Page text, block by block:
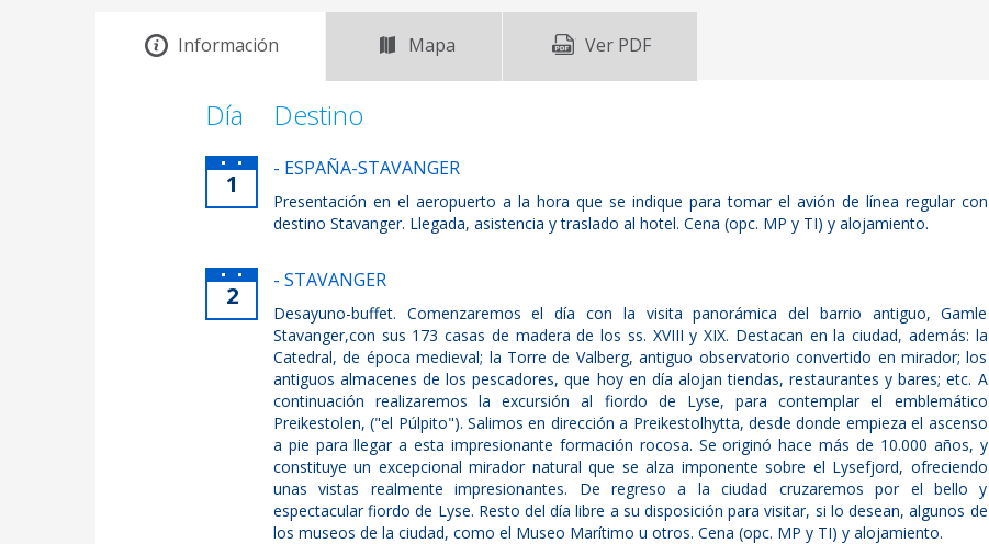
Información Mapa Ver PDF
Día Destino
1
- ESPAÑA-STAVANGER
Presentación en el aeropuerto a la hora que se indique para tomar el avión de línea regular con
destino Stavanger. Llegada, asistencia y traslado al hotel. Cena (opc. MP y TI) y alojamiento.
2
- STAVANGER
Desayuno-buffet. Comenzaremos el día con la visita panorámica del barrio antiguo, Gamle
Stavanger,con sus 173 casas de madera de los ss. XVIII y XIX. Destacan en la ciudad, además: la
Catedral, de época medieval; la Torre de Valberg, antiguo observatorio convertido en mirador; los
antiguos almacenes de los pescadores, que hoy en día alojan tiendas, restaurantes y bares; etc. A
continuación realizaremos la excursión al fiordo de Lyse, para contemplar el emblemático
Preikestolen, ("el Púlpito"). Salimos en dirección a Preikestolhytta, desde donde empieza el ascenso
a pie para llegar a esta impresionante formación rocosa. Se originó hace más de 10.000 años, y
constituye un excepcional mirador natural que se alza imponente sobre el Lysefjord, ofreciendo
unas vistas realmente impresionantes. De regreso a la ciudad cruzaremos por el bello y
espectacular fiordo de Lyse. Resto del día libre a su disposición para visitar, si lo desean, algunos de
los museos de la ciudad, como el Museo Marítimo u otros. Cena (opc. MP y TI) y alojamiento.